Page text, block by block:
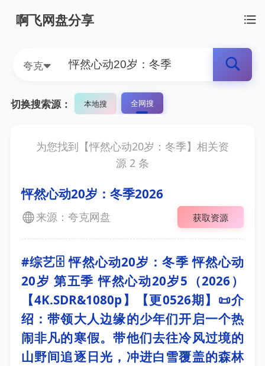
啊飞网盘分享
夸克
切换搜索源： 本地搜 全网搜
为您找到【怦然心动20岁：冬季】相关资
源 2 条
怦然心动20岁：冬季2026
来源：夸克网盘 获取资源
#综艺🗄 怦然心动20岁：冬季 怦然心动
20岁 第五季 怦然心动20岁5（2026）
【4K.SDR&1080p】【更0526期】📜介
绍：带领大人边缘的少年们开启一个热
闹非凡的寒假。带他们去往冷风过境的
山野间追逐日光，冲进白雪覆盖的森林